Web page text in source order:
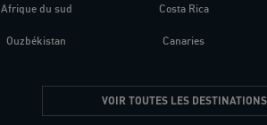
Afrique du sud
Ouzbékistan
Costa Rica
Canaries
VOIR TOUTES LES DESTINATIONS